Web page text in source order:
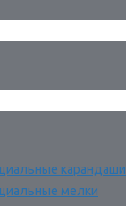
карандаши
мелки